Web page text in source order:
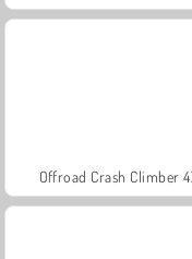
Offroad Crash Climber